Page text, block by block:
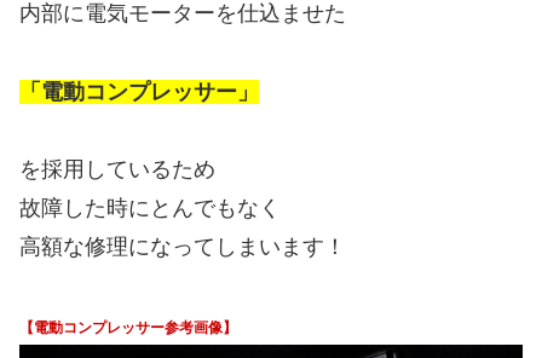
内部に電気モーターを仕込ませた
「電動コンプレッサー」
を採用しているため
故障した時にとんでもなく
高額な修理になってしまいます！
【電動コンプレッサー参考画像】